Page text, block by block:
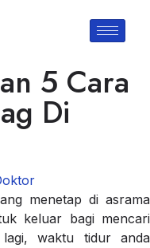
5 Cara
Di
menetap di asrama
keluar bagi mencari
lagi, waktu tidur anda